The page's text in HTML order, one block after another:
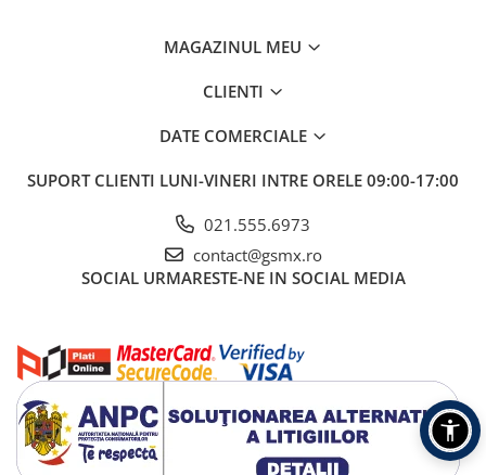
MAGAZINUL MEU
CLIENTI
DATE COMERCIALE
SUPORT CLIENTI LUNI-VINERI INTRE ORELE 09:00-17:00
021.555.6973
contact@gsmx.ro
SOCIAL URMARESTE-NE IN SOCIAL MEDIA